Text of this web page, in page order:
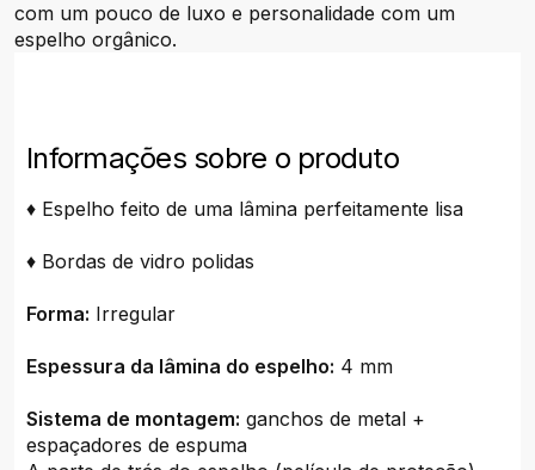
com um pouco de luxo e personalidade com um
espelho orgânico.
Informações sobre o produto
♦ Espelho feito de uma lâmina perfeitamente lisa
♦ Bordas de vidro polidas
Forma: Irregular
Espessura da lâmina do espelho: 4 mm
Sistema de montagem: ganchos de metal +
espaçadores de espuma